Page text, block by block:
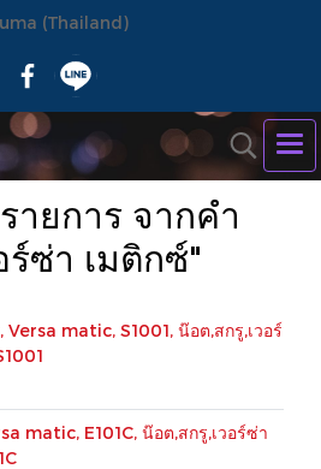
(Thailand)
ายการ จากคำ
ร์ซ่า เมติกซ์"
Versa matic, S1001, น๊อต,สกรู,เวอร์
matic, E101C, น๊อต,สกรู,เวอร์ซ่า